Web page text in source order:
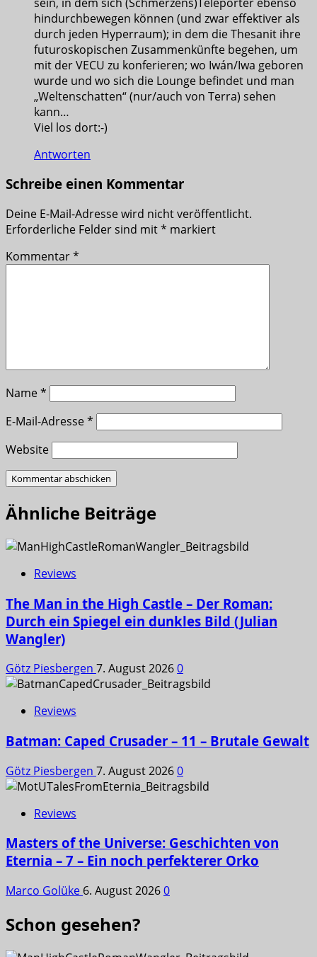
hindurchbewegen können (und zwar effektiver als
durch jeden Hyperraum); in dem die Thesanit ihre
futuroskopischen Zusammenkünfte begehen, um
mit der VECU zu konferieren; wo Iwán/Iwa geboren
wurde und wo sich die Lounge befindet und man
„Weltenschatten“ (nur/auch von Terra) sehen
kann…
Viel los dort:-)
Antworten
Schreibe einen Kommentar
Deine E-Mail-Adresse wird nicht veröffentlicht.
Erforderliche Felder sind mit* markiert
Kommentar*
Name*
E-Mail-Adresse*
Website
Ähnliche Beiträge
Reviews
The Man in the High Castle – Der Roman:
Durch ein Spiegel ein dunkles Bild (Julian
Wangler)
Götz Piesbergen 7. August 20260
Reviews
Batman: Caped Crusader – 11 – Brutale Gewalt
Götz Piesbergen 7. August 20260
Reviews
Masters of the Universe: Geschichten von
Eternia – 7 – Ein noch perfekterer Orko
Marco Golüke 6. August 20260
Schon gesehen?